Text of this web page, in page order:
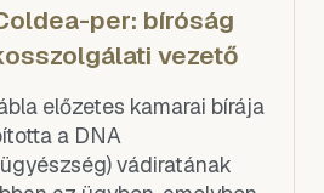
per: bíróság
vezető
előzetes kamarai bírája
a DNA
vádiratának